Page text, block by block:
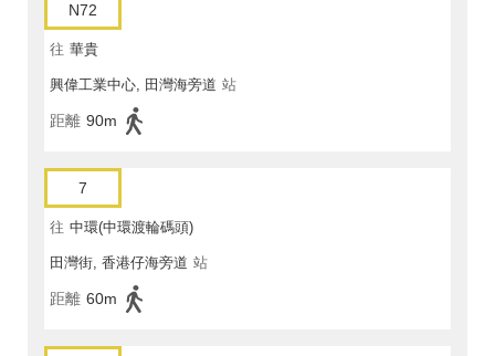
N72
往 華貴
興偉工業中心, 田灣海旁道 站
距離 90m
7
往 中環(中環渡輪碼頭)
田灣街, 香港仔海旁道 站
距離 60m